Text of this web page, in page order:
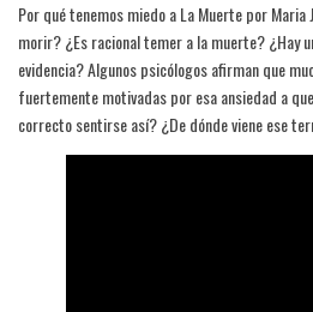
Por qué tenemos miedo a La Muerte por
morir? ¿Es racional temer a la muerte? ¿Hay
evidencia? Algunos psicólogos afirman que
fuertemente motivadas por esa ansiedad a
correcto sentirse así? ¿De dónde viene ese